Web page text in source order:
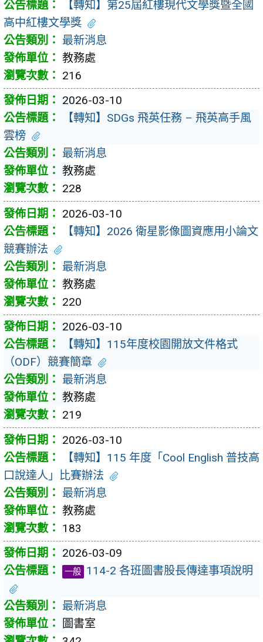
【轉知】第25屆紅樓現代文學獎暨全國
高中紅樓文學獎
最新消息
教務處
216
2026-03-10
【轉知】SDGs 飛英任務 – 飛英高手風
雲榜
最新消息
教務處
228
2026-03-10
【轉知】2026 衛星影像圖資應用小論文
競賽辦法
最新消息
教務處
220
2026-03-10
【轉知】115年度校園開放文件格式
（ODF）競賽簡章
最新消息
教務處
219
2026-03-10
【轉知】115 年度「Cool English 普技高
口說達人」比賽辦法
最新消息
教務處
183
2026-03-09
一般 114-2 各班圖書股長傳達事項說明
最新消息
圖書室